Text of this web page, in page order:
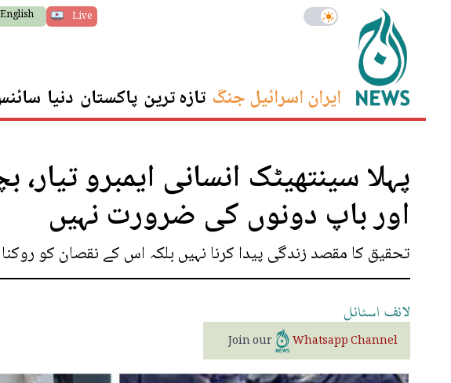
Live
ایران اسرائیل جنگ تازہ ترین پاکستان دنیا
پہلا سینتھیٹک انسانی ایمبرو تیار،
اور باپ دونوں کی ضرورت نہیں
تحقیق کا مقصد زندگی پیدا کرنا نہیں بلکہ اس کے نقصان کو
لائف اسٹائل
Join our Whatsapp Channel